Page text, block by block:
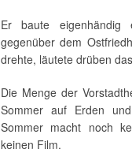
Er baute eigenhändig
gegenüber dem
drehte, läutete drüben
Die Menge der
Sommer auf Erden
Sommer macht noch
keinen Film.